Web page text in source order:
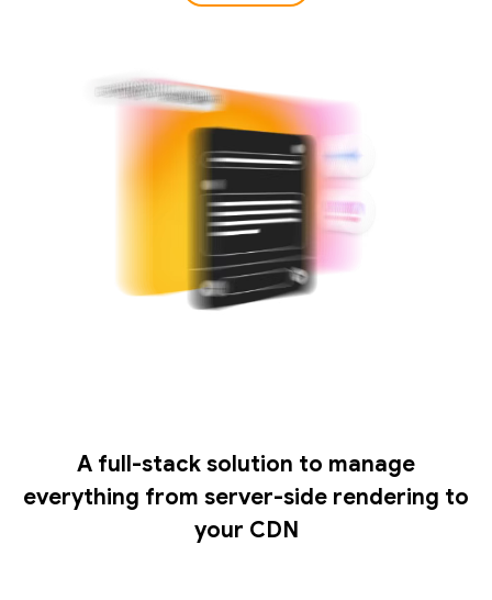
A full-stack solution to manage
everything from server-side rendering to
your CDN